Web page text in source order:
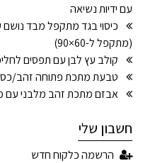
עם ידיות נשיאה
(מתקפל ל-60×90)
קולב עץ לבן עם תפסים לחליפה,
טבעת מתכת פתוחה זהב/כסף
אבזם מתכת זהב מלבני עם
חשבון שלי
הרשמה כלקוח חדש